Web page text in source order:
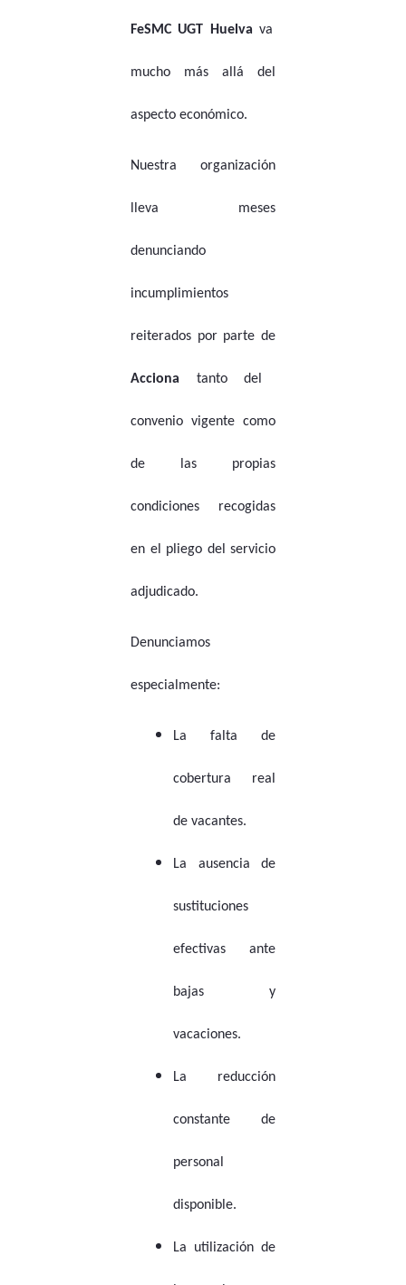
FeSMC UGT Huelva va
mucho más allá del
aspecto económico.
Nuestra organización
lleva meses
denunciando
incumplimientos
reiterados por parte de
Acciona tanto del
convenio vigente como
de las propias
condiciones recogidas
en el pliego del servicio
adjudicado.
Denunciamos
especialmente:
La falta de
cobertura real
de vacantes.
La ausencia de
sustituciones
efectivas ante
bajas y
vacaciones.
La reducción
constante de
personal
disponible.
La utilización de